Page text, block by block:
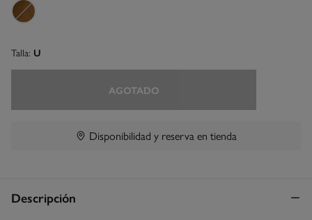
Talla: U
AGOTADO
Disponibilidad y reserva en tienda
Descripción